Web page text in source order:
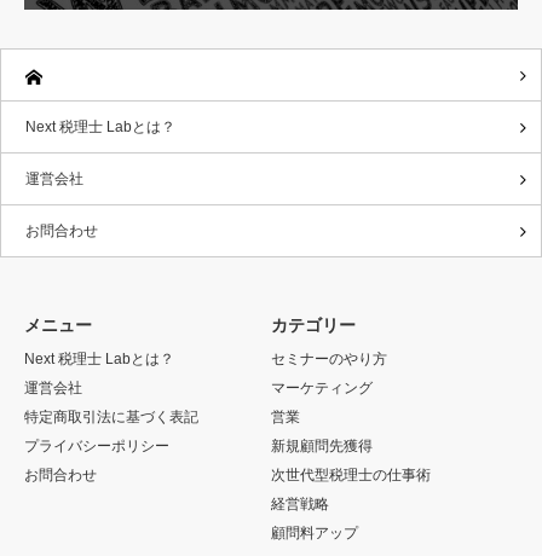
Next 税理士 Labとは？
運営会社
お問合わせ
メニュー
Next 税理士 Labとは？
運営会社
特定商取引法に基づく表記
プライバシーポリシー
お問合わせ
カテゴリー
セミナーのやり方
マーケティング
営業
新規顧問先獲得
次世代型税理士の仕事術
経営戦略
顧問料アップ